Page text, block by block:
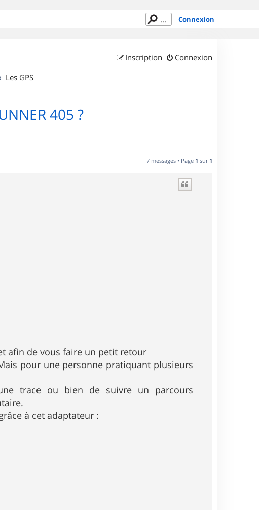
Connexion
Connexion
Inscription
Les GPS
405 ?
7 messages • Page 1 sur 1
afin de vous faire un petit retour
pour une personne pratiquant plusieurs
trace ou bien de suivre un parcours
à cet adaptateur :